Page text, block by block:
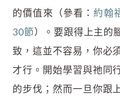
的價值來（參看： 約翰
30節）。要跟得上主的
致，這並不容易，你必
才行。開始學習與祂同
的步伐；然而一旦你跟